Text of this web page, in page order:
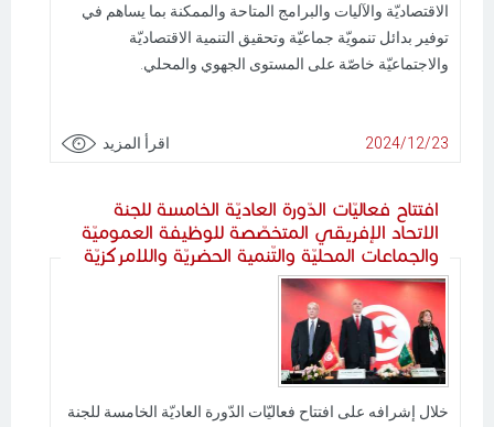
الاقتصاديّة والآليات والبرامج المتاحة والممكنة بما يساهم في
توفير بدائل تنمويّة جماعيّة وتحقيق التنمية الاقتصاديّة
والاجتماعيّة خاصّة على المستوى الجهوي والمحلي.
2024/12/23 اقرأ المزيد
افتتاح فعاليّات الدّورة العاديّة الخامسة للجنة
الاتحاد الإفريقي المتخصّصة للوظيفة العموميّة
والجماعات المحليّة والتّنمية الحضريّة واللامركزيّة
خلال إشرافه على افتتاح فعاليّات الدّورة العاديّة الخامسة للجنة